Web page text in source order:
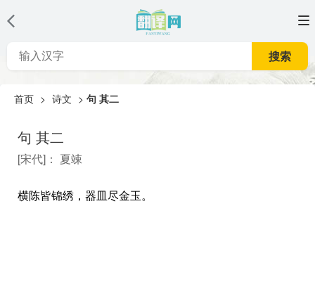
搜索
首页 > 诗文 > 句 其二
句 其二
[宋代]： 夏竦
横陈皆锦绣，器皿尽金玉。